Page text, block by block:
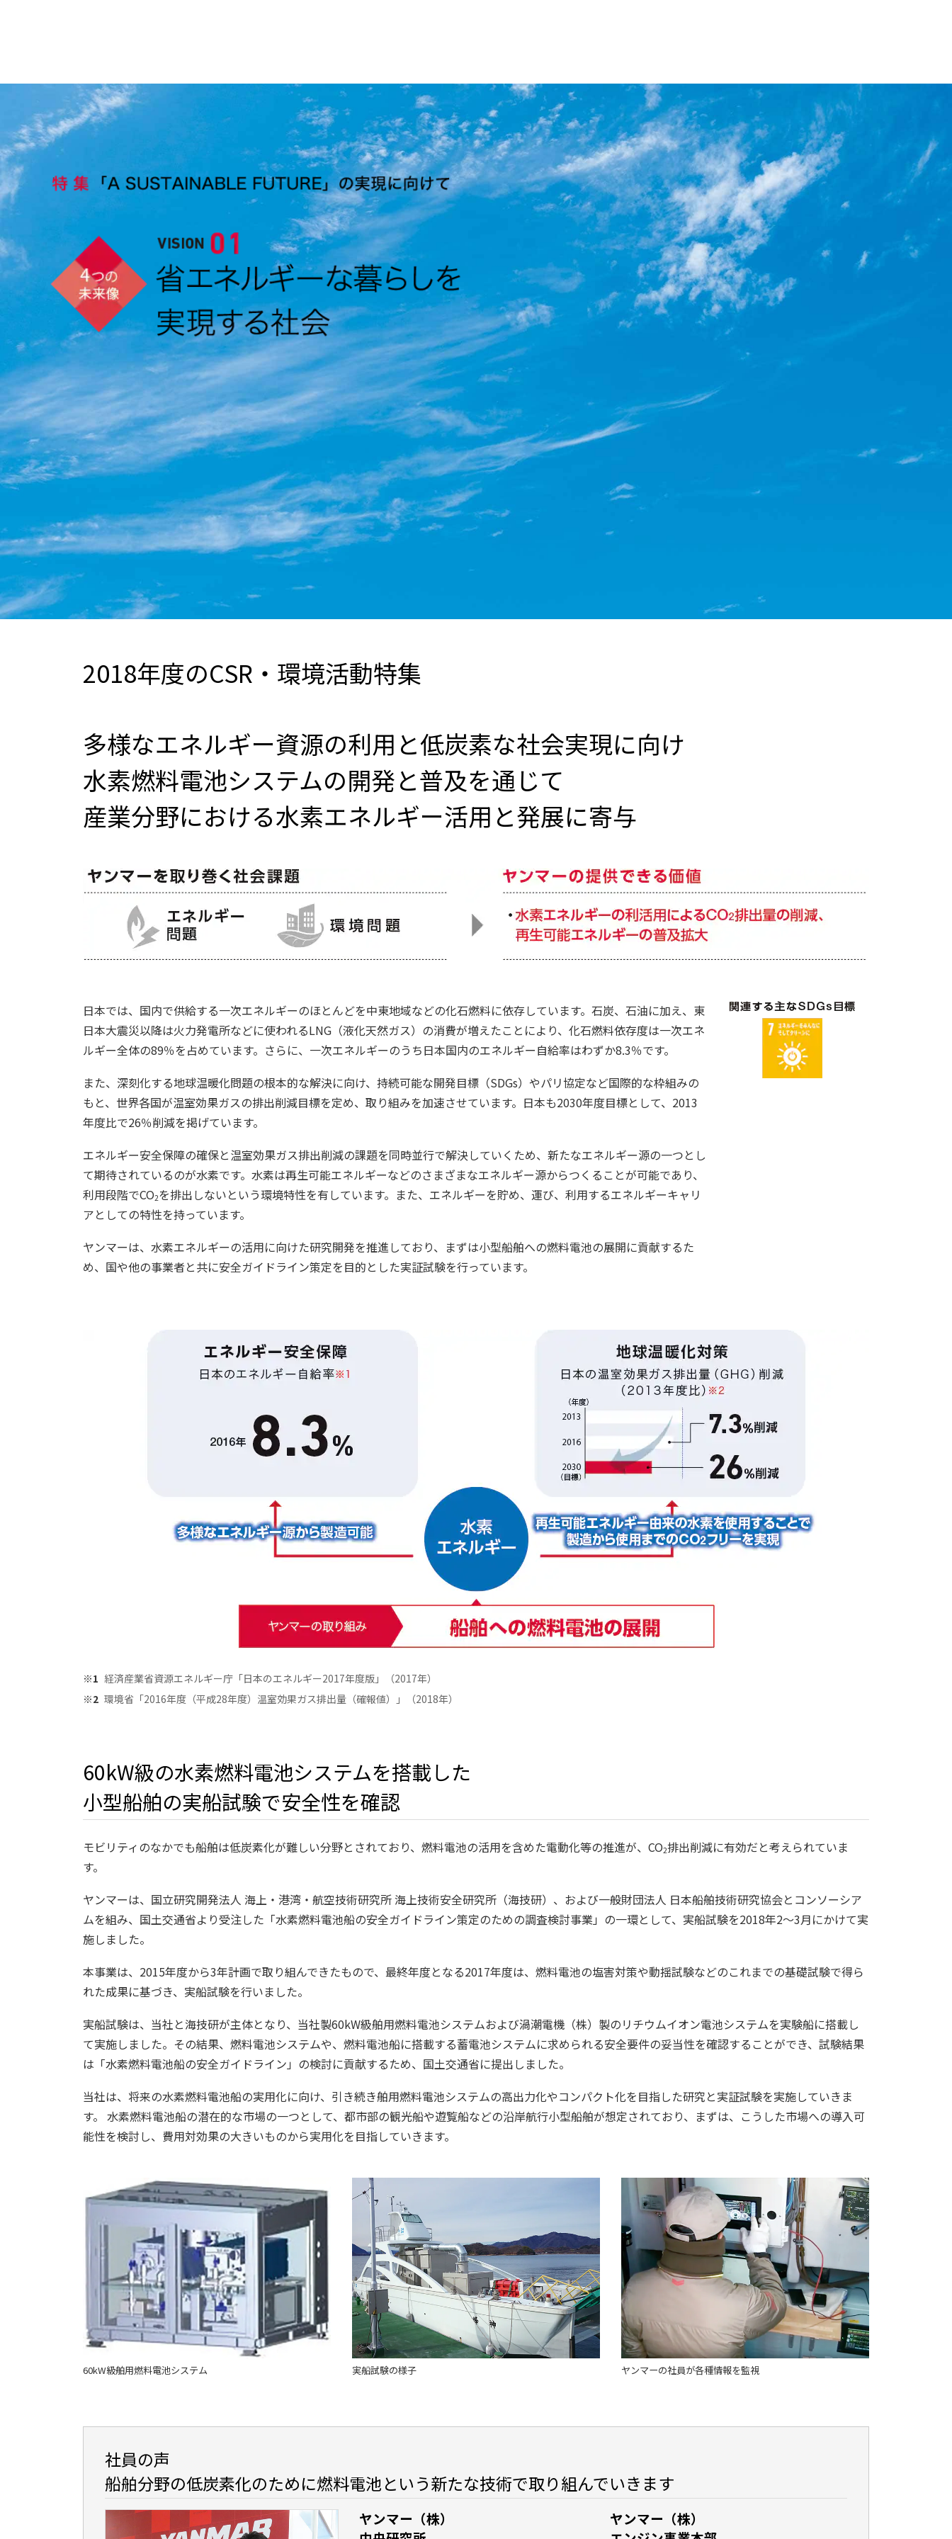
2018年度のCSR・環境活動特集
多様なエネルギー資源の利用と低炭素な社会実現に向け
水素燃料電池システムの開発と普及を通じて
産業分野における水素エネルギー活用と発展に寄与
日本では、国内で供給する一次エネルギーのほとんどを中東地域などの化石燃料に依存しています。石炭、石油に加え、東
日本大震災以降は火力発電所などに使われるLNG（液化天然ガス）の消費が増えたことにより、化石燃料依存度は一次エネ
ルギー全体の89％を占めています。さらに、一次エネルギーのうち日本国内のエネルギー自給率はわずか8.3％です。
また、深刻化する地球温暖化問題の根本的な解決に向け、持続可能な開発目標（SDGs）やパリ協定など国際的な枠組みの
もと、世界各国が温室効果ガスの排出削減目標を定め、取り組みを加速させています。日本も2030年度目標として、2013
年度比で26％削減を掲げています。
エネルギー安全保障の確保と温室効果ガス排出削減の課題を同時並行で解決していくため、新たなエネルギー源の一つとし
て期待されているのが水素です。水素は再生可能エネルギーなどのさまざまなエネルギー源からつくることが可能であり、
利用段階でCO2を排出しないという環境特性を有しています。また、エネルギーを貯め、運び、利用するエネルギーキャリ
アとしての特性を持っています。
ヤンマーは、水素エネルギーの活用に向けた研究開発を推進しており、まずは小型船舶への燃料電池の展開に貢献するた
め、国や他の事業者と共に安全ガイドライン策定を目的とした実証試験を行っています。
※1 経済産業省資源エネルギー庁「日本のエネルギー2017年度版」（2017年）
※2 環境省「2016年度（平成28年度）温室効果ガス排出量（確報値）」（2018年）
60kW級の水素燃料電池システムを搭載した
小型船舶の実船試験で安全性を確認
モビリティのなかでも船舶は低炭素化が難しい分野とされており、燃料電池の活用を含めた電動化等の推進が、CO2排出削減に有効だと考えられていま
す。
ヤンマーは、国立研究開発法人 海上・港湾・航空技術研究所 海上技術安全研究所（海技研）、および一般財団法人 日本船舶技術研究協会とコンソーシア
ムを組み、国土交通省より受注した「水素燃料電池船の安全ガイドライン策定のための調査検討事業」の一環として、実船試験を2018年2～3月にかけて実
施しました。
本事業は、2015年度から3年計画で取り組んできたもので、最終年度となる2017年度は、燃料電池の塩害対策や動揺試験などのこれまでの基礎試験で得ら
れた成果に基づき、実船試験を行いました。
実船試験は、当社と海技研が主体となり、当社製60kW級舶用燃料電池システムおよび渦潮電機（株）製のリチウムイオン電池システムを実験船に搭載し
て実施しました。その結果、燃料電池システムや、燃料電池船に搭載する蓄電池システムに求められる安全要件の妥当性を確認することができ、試験結果
は「水素燃料電池船の安全ガイドライン」の検討に貢献するため、国土交通省に提出しました。
当社は、将来の水素燃料電池船の実用化に向け、引き続き舶用燃料電池システムの高出力化やコンパクト化を目指した研究と実証試験を実施していきま
す。 水素燃料電池船の潜在的な市場の一つとして、都市部の観光船や遊覧船などの沿岸航行小型船舶が想定されており、まずは、こうした市場への導入可
能性を検討し、費用対効果の大きいものから実用化を目指していきます。
60kW級舶用燃料電池システム 実船試験の様子 ヤンマーの社員が各種情報を監視
社員の声
船舶分野の低炭素化のために燃料電池という新たな技術で取り組んでいきます
ヤンマー（株）
ヤンマー（株）